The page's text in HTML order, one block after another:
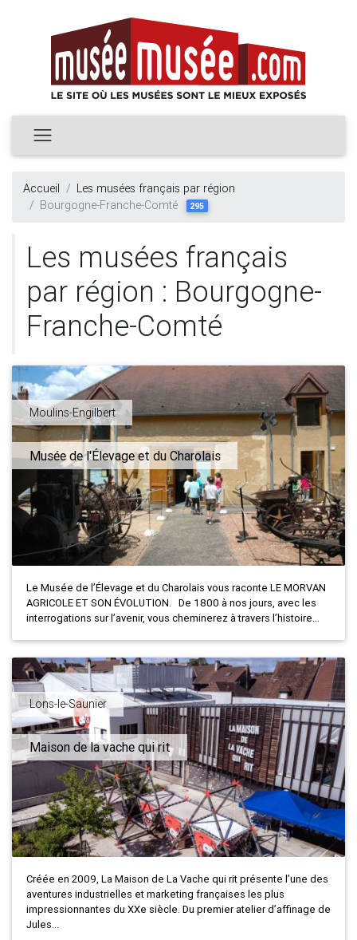
Accueil
Les musées français par région
Bourgogne-Franche-Comté
295
Les musées français
par région : Bourgogne-
Franche-Comté
Moulins-Engilbert
Musée de l'Élevage et du Charolais
Le Musée de l’Élevage et du Charolais vous raconte LE MORVAN
AGRICOLE ET SON ÉVOLUTION. De 1800 à nos jours, avec les
interrogations sur l’avenir, vous cheminerez à travers l’histoire...
Lons-le-Saunier
Maison de la vache qui rit
Créée en 2009, La Maison de La Vache qui rit présente l’une des
aventures industrielles et marketing françaises les plus
impressionnantes du XXe siècle. Du premier atelier d’affinage de
Jules...